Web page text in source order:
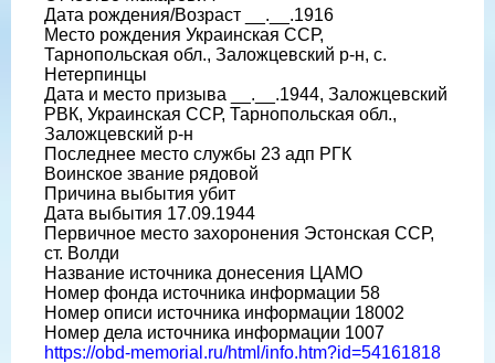
Дата рождения/Возраст __.__.1916
Место рождения Украинская ССР,
Тарнопольская обл., Заложцевский р-н, с.
Нетерпинцы
Дата и место призыва __.__.1944, Заложцевский
РВК, Украинская ССР, Тарнопольская обл.,
Заложцевский р-н
Последнее место службы 23 адп РГК
Воинское звание рядовой
Причина выбытия убит
Дата выбытия 17.09.1944
Первичное место захоронения Эстонская ССР,
ст. Волди
Название источника донесения ЦАМО
Номер фонда источника информации 58
Номер описи источника информации 18002
Номер дела источника информации 1007
https://obd-memorial.ru/html/info.htm?id=54161818